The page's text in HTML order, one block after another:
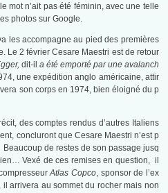
mot n’ait pas été féminin, avec une telle
photos sur Google.
les accompagne au pied des premières
Le 2 février Cesare Maestri est de retour
dit-il a été emporté par une avalanch
une expédition anglo américaine, attir
son corps en 1974, bien éloigné du p
des comptes rendus d’autres Italiens
concluront que Cesare Maestri n’est p
de restes de son passage jusq
Vexé de ces remises en question, il
Atlas Copco, sponsor de l’ex
arrivera au sommet du rocher mais non